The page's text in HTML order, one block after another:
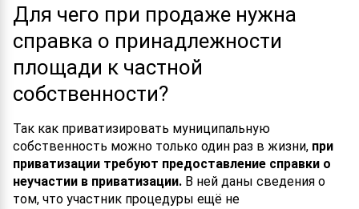
Для чего при продаже нужна
справка о принадлежности
площади к частной
собственности?
Так как приватизировать муниципальную
собственность можно только один раз в жизни, при
приватизации требуют предоставление справки о
неучастии в приватизации. В ней даны сведения о
том, что участник процедуры ещё не